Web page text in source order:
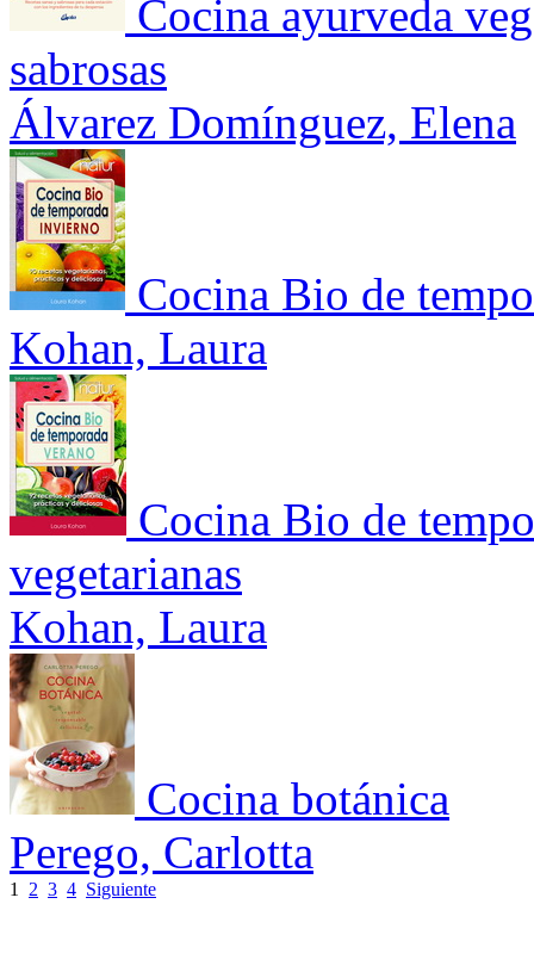
Cocina ayurveda
sabrosas
Álvarez Domínguez, Elena
Cocina Bio de
Kohan, Laura
Cocina Bio de
vegetarianas
Kohan, Laura
Cocina botánica
Perego, Carlotta
1 2 3 4 Siguiente